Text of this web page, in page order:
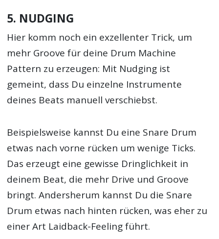
5. NUDGING
Hier komm noch ein exzellenter Trick, um
mehr Groove für deine Drum Machine
Pattern zu erzeugen: Mit Nudging ist
gemeint, dass Du einzelne Instrumente
deines Beats manuell verschiebst.
Beispielsweise kannst Du eine Snare Drum
etwas nach vorne rücken um wenige Ticks.
Das erzeugt eine gewisse Dringlichkeit in
deinem Beat, die mehr Drive und Groove
bringt. Andersherum kannst Du die Snare
Drum etwas nach hinten rücken, was eher zu
einer Art Laidback-Feeling führt.